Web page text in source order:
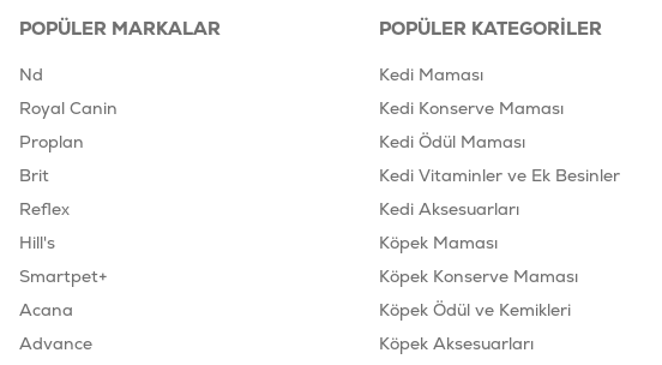
POPÜLER MARKALAR
Nd
Royal Canin
Proplan
Brit
Reflex
Hill's
Smartpet+
Acana
Advance
POPÜLER KATEGORILER
Kedi Maması
Kedi Konserve Maması
Kedi Ödül Maması
Kedi Vitaminler ve Ek Besinler
Kedi Aksesuarları
Köpek Maması
Köpek Konserve Maması
Köpek Ödül ve Kemikleri
Köpek Aksesuarları